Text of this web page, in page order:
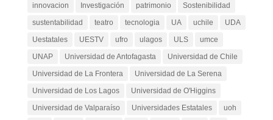
innovacion
Investigación patrimonio
Sostenibilidad
sustentabilidad
teatro tecnologia UA uchile
UDA
Uestatales
UESTV ufro ulagos ULS
umce
UNAP
Universidad de Antofagasta
Universidad de Chile
Universidad de La Frontera
Universidad de La Serena
Universidad de Los Lagos
Universidad de O'Higgins
Universidad de Valparaíso
Universidades Estatales
uoh